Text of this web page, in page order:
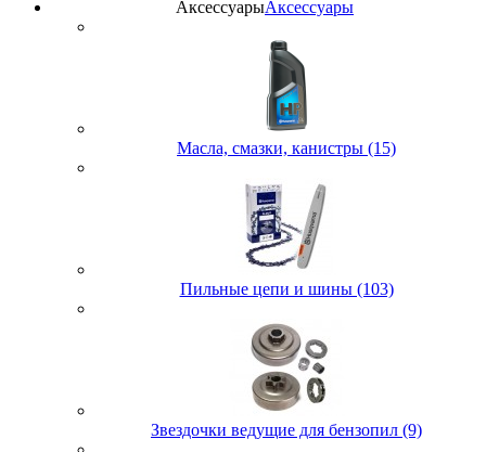
АксессуарыАксессуары
Масла, смазки, канистры (15)
Пильные цепи и шины (103)
Звездочки ведущие для бензопил (9)